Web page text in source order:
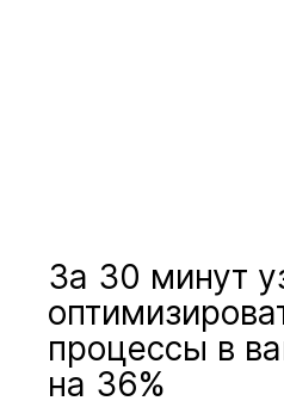
За 30 минут
процессы в
на 36%